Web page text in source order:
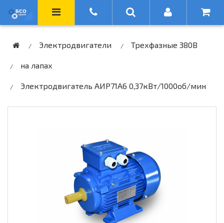
Электродвигатели Трехфазные 380В
на лапах
Электродвигатель АИР71А6 0,37кВт/1000об/мин